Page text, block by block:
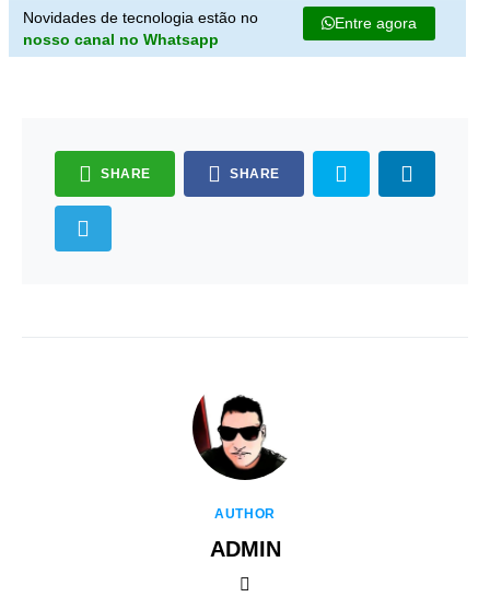
Novidades de tecnologia estão no
nosso canal no Whatsapp
Entre agora
SHARE SHARE
AUTHOR
ADMIN